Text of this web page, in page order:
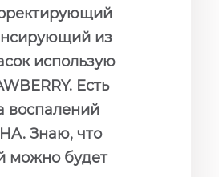
из
использую
Есть
воспалений
Знаю, что
можно будет